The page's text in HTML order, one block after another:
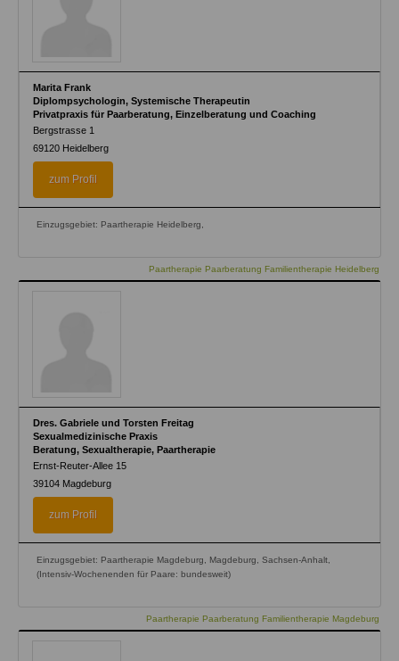
Marita Frank
Diplompsychologin, Systemische Therapeutin
Privatpraxis für Paarberatung, Einzelberatung und Coaching
Bergstrasse 1
69120 Heidelberg
zum Profil
Einzugsgebiet: Paartherapie Heidelberg,
Paartherapie Paarberatung Familientherapie Heidelberg
Dres. Gabriele und Torsten Freitag
Sexualmedizinische Praxis
Beratung, Sexualtherapie, Paartherapie
Ernst-Reuter-Allee 15
39104 Magdeburg
zum Profil
Einzugsgebiet: Paartherapie Magdeburg, Magdeburg, Sachsen-Anhalt,
(Intensiv-Wochenenden für Paare: bundesweit)
Paartherapie Paarberatung Familientherapie Magdeburg